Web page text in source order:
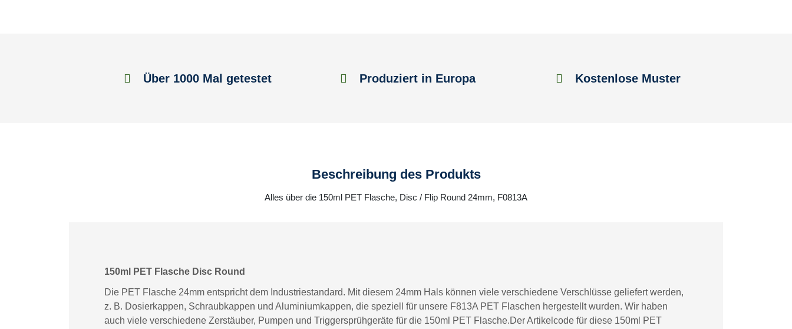
Über 1000 Mal getestet Produziert in Europa Kostenlose Muster
Beschreibung des Produkts
Alles über die 150ml PET Flasche, Disc / Flip Round 24mm, F0813A
150ml PET Flasche Disc Round
Die PET Flasche 24mm entspricht dem Industriestandard. Mit diesem 24mm Hals können viele verschiedene Verschlüsse geliefert werden,
z. B. Dosierkappen, Schraubkappen und Aluminiumkappen, die speziell für unsere F813A PET Flaschen hergestellt wurden. Wir haben
auch viele verschiedene Zerstäuber, Pumpen und Triggersprühgeräte für die 150ml PET Flasche.Der Artikelcode für diese 150ml PET